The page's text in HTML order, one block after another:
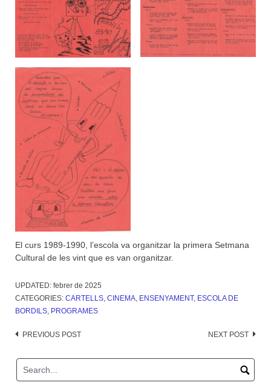
El curs 1989-1990, l’escola va organitzar la primera Setmana
Cultural de les vint que es van organitzar.
UPDATED: febrer de 2025
CATEGORIES: CARTELLS, CINEMA, ENSENYAMENT, ESCOLA DE
BORDILS, PROGRAMES
Post
PREVIOUS POST NEXT POST